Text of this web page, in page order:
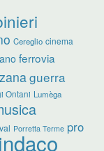
Cereglio cinema
ferrovia
guerra
Ontani Lumèga
Porretta Terme pro